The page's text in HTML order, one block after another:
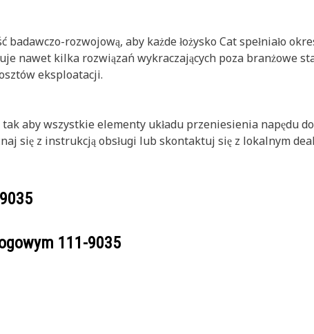
rozwojową, aby każde łożysko Cat spełniało
nawet kilka rozwiązań wykraczających poza branżowe
eksploatacji.
aby wszystkie elementy układu przeniesienia napędu
się z instrukcją obsługi lub skontaktuj się z lokalnym
111-9035